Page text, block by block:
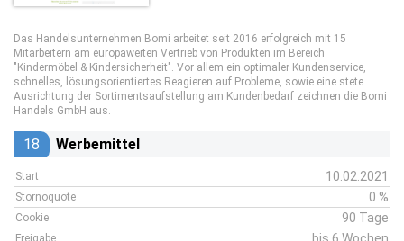
Das Handelsunternehmen Bomi arbeitet seit 2016 erfolgreich mit 15
Mitarbeitern am europaweiten Vertrieb von Produkten im Bereich
"Kindermöbel & Kindersicherheit". Vor allem ein optimaler Kundenservice,
schnelles, lösungsorientiertes Reagieren auf Probleme, sowie eine stete
Ausrichtung der Sortimentsaufstellung am Kundenbedarf zeichnen die Bomi
Handels GmbH aus.
18 Werbemittel
Start 10.02.2021
Stornoquote 0 %
Cookie 90 Tage
Freigabe